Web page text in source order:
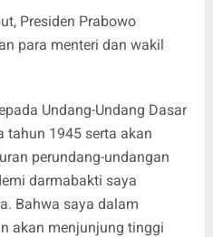
Presiden Prabowo
para menteri dan wakil
Undang-Undang Dasar
tahun 1945 serta akan
perundang-undangan
darmabakti saya
Bahwa saya dalam
akan menjunjung tinggi